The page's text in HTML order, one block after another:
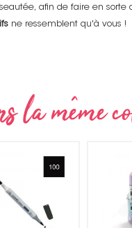
afin de faire en sorte
ne ressemblent qu'à vous !